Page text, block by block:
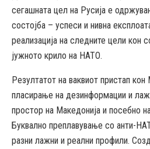
сегашната цел на Русија е
состојба – успеси и нивна
реализација на следните цели кон
јужното крило на НАТО.
Резултатот на ваквиот пристап
пласирање на дезинформации и
простор на Македонија и посебно
Буквално преплавување со анти-
разни лажни и реални профили.